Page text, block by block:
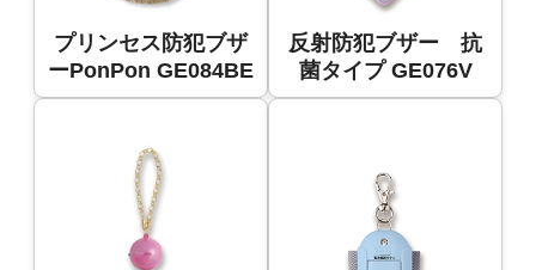
プリンセス防犯ブザ
ーPonPon GE084BE
反射防犯ブザー 抗
菌タイプ GE076V